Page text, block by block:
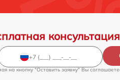
на кнопку "Оставить заявку" Вы